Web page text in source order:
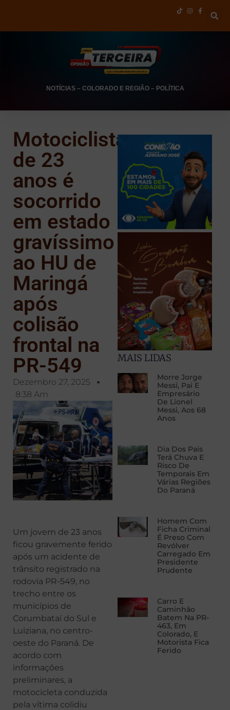
NOTÍCIAS– COLORADO E REGIÃO– POLÍTICA
Motociclista
de 23
anos é
socorrido
em estado
gravíssimo
ao HU de
Maringá
após
colisão
frontal na
PR-549
Dezembro 27, 2025
8:38 Am
Um jovem de 23 anos
ficou gravemente ferido
após um acidente de
trânsito registrado na
rodovia PR-549, no
trecho entre os
municípios de
Corumbataí do Sul e
Luiziana, no centro-
oeste do Paraná. De
acordo com
informações
preliminares, a
motocicleta conduzida
pela vítima colidiu
MAIS LIDAS
Morre Jorge
Messi, Pai E
Empresário
De Lionel
Messi, Aos 68
Anos
Dia Dos Pais
Terá Chuva E
Risco De
Temporais Em
Várias Regiões
Do Paraná
Homem Com
Ficha Criminal
É Preso Com
Revólver
Carregado Em
Presidente
Prudente
Carro E
Caminhão
Batem Na PR-
463, Em
Colorado, E
Motorista Fica
Ferido